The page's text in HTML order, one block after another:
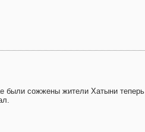
были сожжены жители Хатыни теперь